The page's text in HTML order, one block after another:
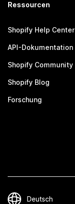
Ressourcen
Shopify Help Center
API-Dokumentation
Shopify Community
Shopify Blog
Forschung